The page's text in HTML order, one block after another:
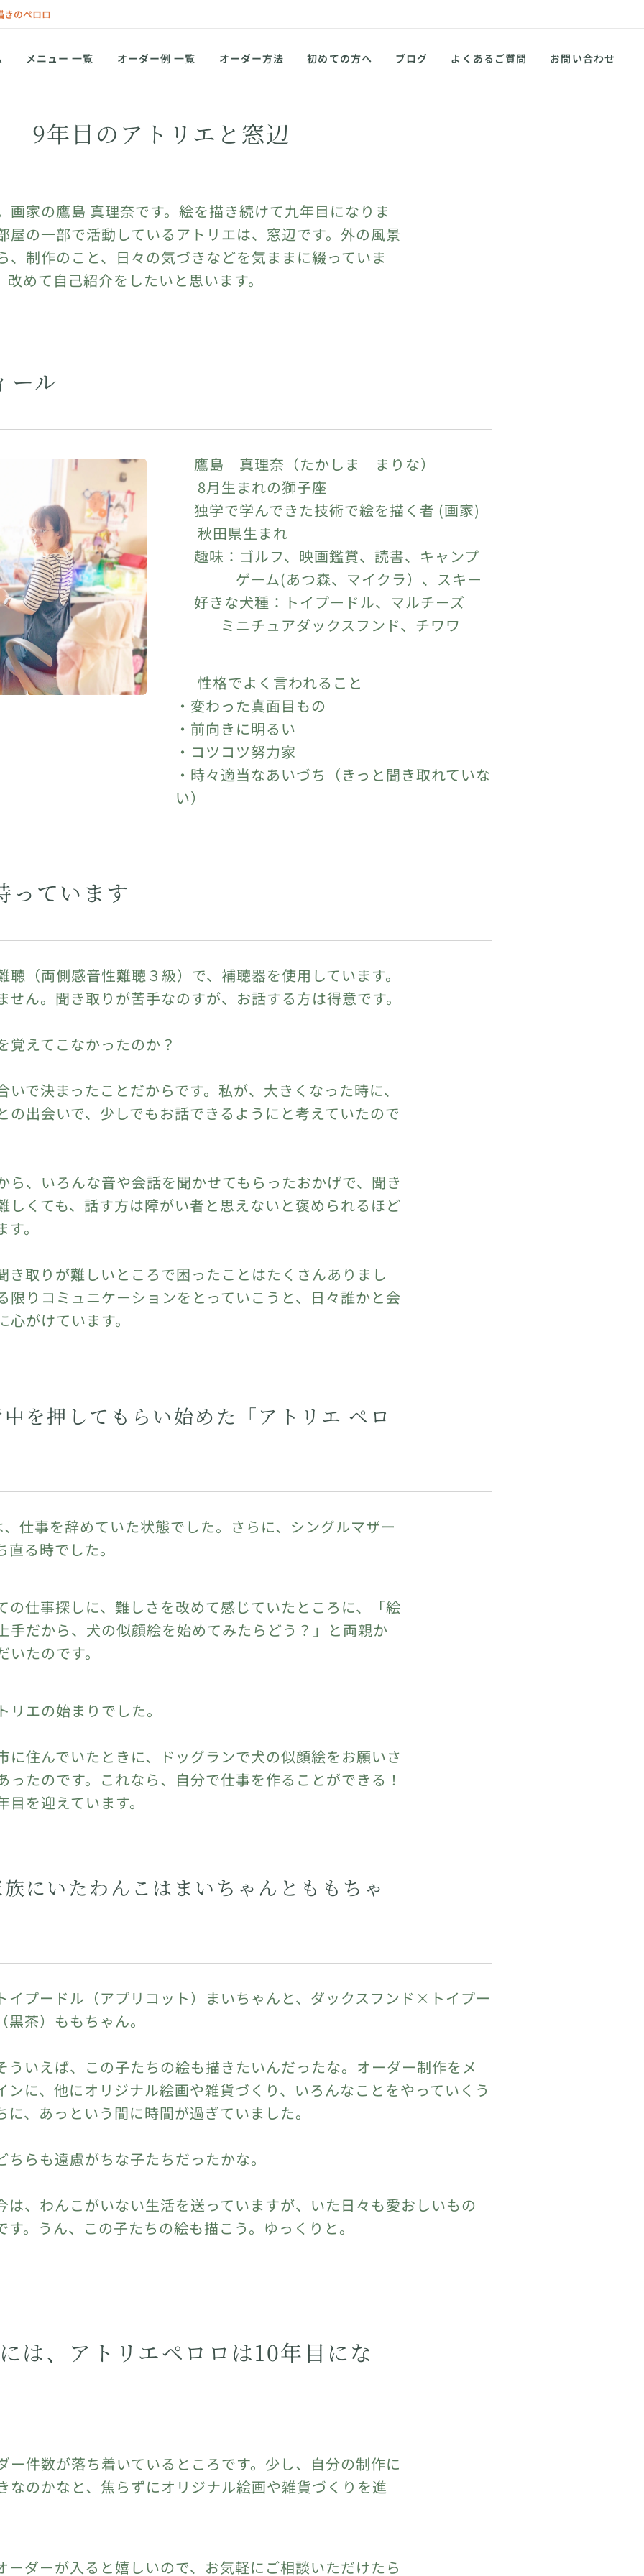
きのペロロ
メニュー 一覧 オーダー例 一覧 オーダー方法 初めての方へ ブログ よくあるご質問 お問い合わせ
9年目のアトリエと窓辺
画家の鷹島 真理奈です。絵を描き続けて九年目になりま
屋の一部で活動しているアトリエは、窓辺です。外の風景
、制作のこと、日々の気づきなどを気ままに綴っていま
改めて自己紹介をしたいと思います。
ール
🔸鷹島 真理奈（たかしま まりな）
🔸 8月生まれの獅子座
🔸独学で学んできた技術で絵を描く者 (画家)
🔸 秋田県生まれ
🔸趣味：ゴルフ、映画鑑賞、読書、キャンプ
ゲーム(あつ森、マイクラ）、スキー
🔸好きな犬種：トイプードル、マルチーズ
ミニチュアダックスフンド、チワワ
🔸 性格でよく言われること
・変わった真面目もの
・前向きに明るい
・コツコツ努力家
・時々適当なあいづち（きっと聞き取れていな
い）
っています
聴（両側感音性難聴３級）で、補聴器を使用しています。
せん。聞き取りが苦手なのすが、お話する方は得意です。
覚えてこなかったのか？
いで決まったことだからです。私が、大きくなった時に、
の出会いで、少しでもお話できるようにと考えていたので
ら、いろんな音や会話を聞かせてもらったおかげで、聞き
しくても、話す方は障がい者と思えないと褒められるほど
。
き取りが難しいところで困ったことはたくさんありまし
限りコミュニケーションをとっていこうと、日々誰かと会
心がけています。
を押してもらい始めた「アトリエ ペロ
仕事を辞めていた状態でした。さらに、シングルマザー
る時でした。
の仕事探しに、難しさを改めて感じていたところに、「絵
手だから、犬の似顔絵を始めてみたらどう？」と両親か
たのです。
リエの始まりでした。
に住んでいたときに、ドッグランで犬の似顔絵をお願いさ
ったのです。これなら、自分で仕事を作ることができる！
目を迎えています。
にいたわんこはまいちゃんとももちゃ
イプードル（アプリコット）まいちゃんと、ダックスフンド×トイプー
黒茶）ももちゃん。
ういえば、この子たちの絵も描きたいんだったな。オーダー制作をメ
ンに、他にオリジナル絵画や雑貨づくり、いろんなことをやっていくう
に、あっという間に時間が過ぎていました。
ちらも遠慮がちな子たちだったかな。
は、わんこがいない生活を送っていますが、いた日々も愛おしいもの
す。うん、この子たちの絵も描こう。ゆっくりと。
は、アトリエペロロは10年目にな
ー件数が落ち着いているところです。少し、自分の制作に
なのかなと、焦らずにオリジナル絵画や雑貨づくりを進
ーダーが入ると嬉しいので、お気軽にご相談いただけたら